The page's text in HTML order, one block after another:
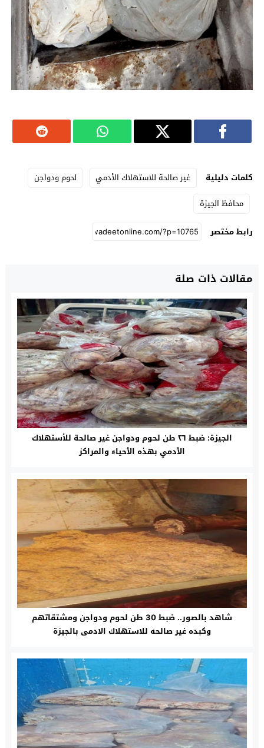
كلمات دليلية غير صالحة للاستهلاك الأدمي
لحوم ودواجن
محافظ الجيزة
رابط مختصر
مقالات ذات صلة
الجيزة: ضبط ٢٦ طن لحوم ودواجن غير صالحة للأستهلاك
الأدمي بهذه الأحياء والمراكز
شاهد بالصور.. ضبط 30 طن لحوم ودواجن ومشتقاتهم
وكبده غير صالحه للاستهلاك الادمى بالجيزة